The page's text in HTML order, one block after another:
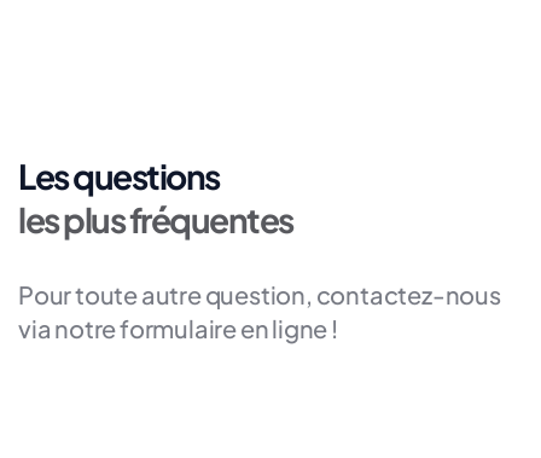
Les questions
les plus fréquentes
Pour toute autre question, contactez-nous
via notre formulaire en ligne !